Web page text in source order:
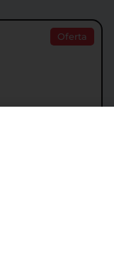
Oferta
Ginebra